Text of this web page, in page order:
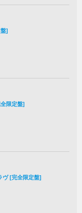
]
限定盤]
ヴ [完全限定盤]